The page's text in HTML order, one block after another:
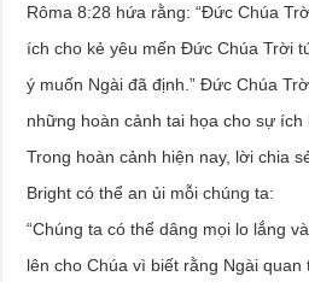
Rôma 8:28 hứa rằng: “Đức Chúa
ích cho kẻ yêu mến Đức Chúa Trời
ý muốn Ngài đã định.” Đức Chúa
những hoàn cảnh tai họa cho sự ích
Trong hoàn cảnh hiện nay, lời chia
Bright có thể an ủi mỗi chúng ta:
“Chúng ta có thể dâng mọi lo lắng
lên cho Chúa vì biết rằng Ngài